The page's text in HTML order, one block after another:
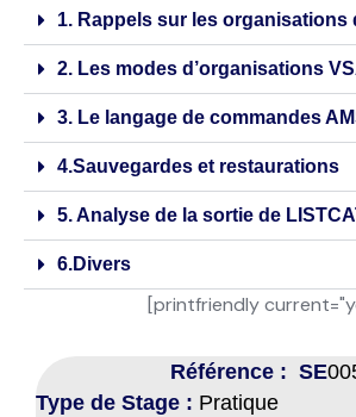
1. Rappels sur les organisations
2. Les modes d’organisations
3. Le langage de commandes
4.Sauvegardes et restaurations
5. Analyse de la sortie de
6.Divers
[printfriendly
Référence : SE
Type de Stage : Pratique